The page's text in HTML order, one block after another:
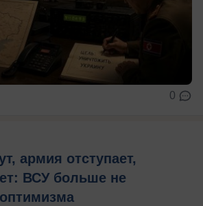
0
армия отступает,
ВСУ больше не